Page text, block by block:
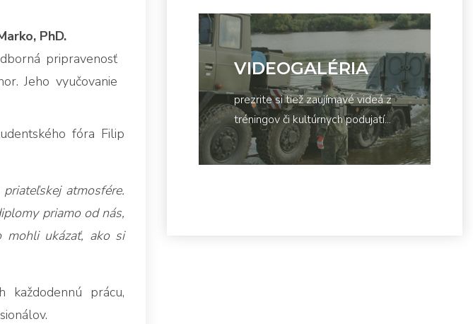
PhD.
pripravenosť
Jeho vyučovanie
fóra Filip
atmosfére.
priamo od nás,
mohli ukázať, ako si
každodennú prácu,
VIDEOGALÉRIA
prezrite si tiež zaujímavé videá z
tréningov či kultúrnych podujatí...